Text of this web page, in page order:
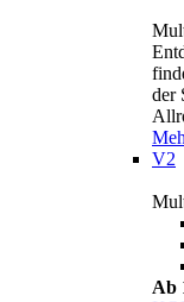
der
V2
Ab